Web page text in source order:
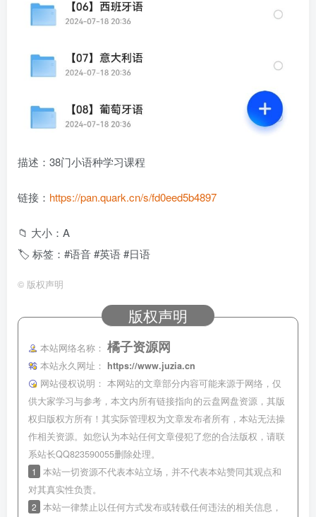
描述：38门小语种学习课程
链接： https://pan.quark.cn/s/fd0eed5b4897
📁 大小：A
🏷 标签：#语音 #英语 #日语
© 版权声明
版权声明
本站网络名称： 橘子资源网
本站永久网址：
https://www.juzia.cn
网站侵权说明： 本网站的文章部分内容可能来源于网络，仅
供大家学习与参考，本文内所有链接指向的云盘网盘资源，其版
权归版权方所有！其实际管理权为文章发布者所有，本站无法操
作相关资源。如您认为本站任何文章侵犯了您的合法版权，请联
系站长QQ823590055删除处理。
1
本站一切资源不代表本站立场，并不代表本站赞同其观点和
对其真实性负责。
2 本站一律禁止以任何方式发布或转载任何违法的相关信息，